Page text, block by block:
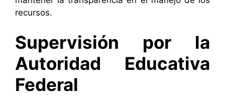
recursos.
Supervisión por la
Autoridad Educativa
Federal